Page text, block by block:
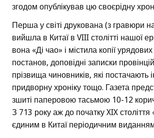
згодом опублікував цю своєрідну
Перша у світі друкована (з гравюри
вийшла в Китаї в VIII столітті нашої
вона «Ді чао» і містила копії урядових
постанов, доповідні записки
прізвища чиновників, які постачають
придворну хроніку тощо. Газета
зшиті паперовою тасьмою 10-12
З 713 року аж до початку XIX століття
єдиним в Китаї періодичним